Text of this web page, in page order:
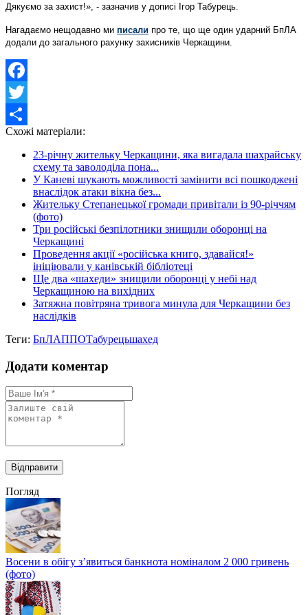
Дякуємо за захист!», - зазначив у дописі Ігор Табурець.
Нагадаємо нещодавно ми писали про те, що ще один ударний БпЛА
додали до загального рахунку захисників Черкащини.
Facebook
Twitter
Share
Схожі матеріали:
23-річну жительку Черкащини, яка вигадала шахрайську
схему та заволоділа пона...
У Каневі шукають можливості замінити всі пошкоджені
внаслідок атаки вікна без...
Жительку Степанецької громади привітали із 90-річчям
(фото)
Три російські безпілотники знищили оборонці на
Черкащині
Проведення акції «російська книго, здавайся!»
ініціювали у канівській бібліотеці
Ще два «шахеди» знищили оборонці у небі над
Черкащиною на вихідних
Затяжна повітряна тривога минула для Черкащини без
наслідків
Теги: БпЛАППОТабурецьшахед
Додати коментар
Погляд
Восени в обігу з’явиться банкнота номіналом 2 000 гривень
(фото)